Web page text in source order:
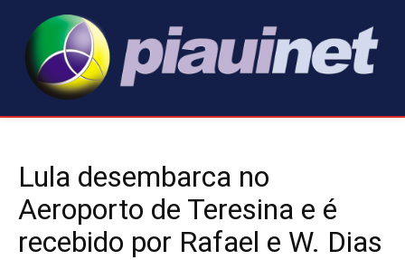
Lula desembarca no
Aeroporto de Teresina e é
recebido por Rafael e W. Dias